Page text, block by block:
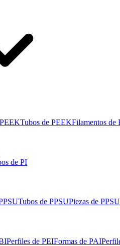
Tubos de PEEKFilamentos de
de PI
Tubos de PPSUPiezas de PPSU
Perfiles de PEIFormas de PAI